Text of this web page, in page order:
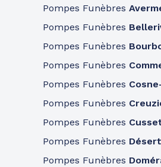
Pompes Funèbres
Pompes Funèbres
Pompes Funèbres
Pompes Funèbres
Pompes Funèbres
Pompes Funèbres
Pompes Funèbres
Pompes Funèbres
Pompes Funèbres